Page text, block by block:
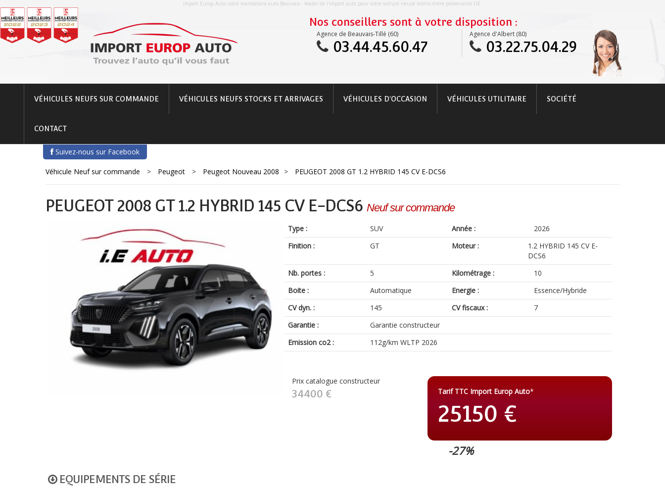
Import Europ Auto votre mandataire auto Beauvais - leader de l'import auto pour votre voiture neuve moins chère provenance UE.
Nos conseillers sont à votre disposition :
Agence de Beauvais-Tillé (60)
03.44.45.60.47
Agence d'Albert (80)
03.22.75.04.29
VÉHICULES NEUFS SUR COMMANDE VÉHICULES NEUFS STOCKS ET ARRIVAGES VÉHICULES D'OCCASION VÉHICULES UTILITAIRE SOCIÉTÉ
CONTACT
Suivez-nous sur Facebook
Véhicule Neuf sur commande > Peugeot > Peugeot Nouveau 2008 > PEUGEOT 2008 GT 1.2 HYBRID 145 CV E-DCS6
PEUGEOT 2008 GT 1.2 HYBRID 145 CV E-DCS6 Neuf sur commande
Type : SUV Année :
2026
Finition :
GT Moteur :
1.2 HYBRID 145 CV E-
DCS6
Nb. portes :
5 Kilométrage :
10
Boite :
Automatique Energie :
Essence/Hybride
CV dyn. :
145 CV fiscaux :
7
Garantie :
Garantie constructeur
Emission co2 :
112g/km WLTP 2026
Prix catalogue constructeur
34400 € Tarif TTC Import Europ Auto*
25150 €
-27%
EQUIPEMENTS DE SÉRIE